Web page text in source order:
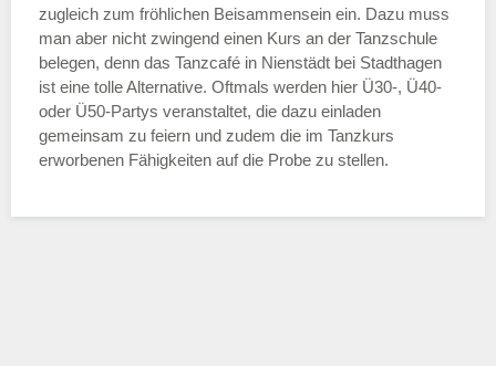
zugleich zum fröhlichen Beisammensein ein. Dazu muss
man aber nicht zwingend einen Kurs an der Tanzschule
belegen, denn das Tanzcafé in Nienstädt bei Stadthagen
ist eine tolle Alternative. Oftmals werden hier Ü30-, Ü40-
oder Ü50-Partys veranstaltet, die dazu einladen
gemeinsam zu feiern und zudem die im Tanzkurs
erworbenen Fähigkeiten auf die Probe zu stellen.